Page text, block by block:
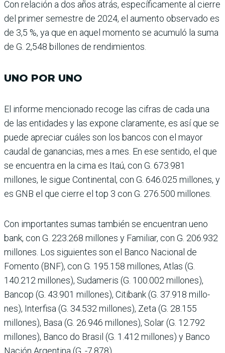
Con relación a dos años atrás, específicamente al cierre
del primer semestre de 2024, el aumento observado es
de 3,5 %, ya que en aquel momento se acumuló la suma
de G. 2,548 billones de rendimientos.
UNO POR UNO
El informe mencionado recoge las cifras de cada una
de las entidades y las expone claramente, es así que se
puede apreciar cuáles son los bancos con el mayor
caudal de ganancias, mes a mes. En ese sentido, el que
se encuentra en la cima es Itaú, con G. 673.981
millones, le sigue Continen­tal, con G. 646.025 millones, y
es GNB el que cierre el top 3 con G. 276.500 millones.
Con importantes sumas también se encuentran ueno
bank, con G. 223.268 millones y Familiar, con G. 206.932
millones. Los siguientes son el Banco Nacional de
Fomento (BNF), con G. 195.158 millones, Atlas (G.
140.212 millones), Suda­meris (G. 100.002 millones),
Bancop (G. 43.901 millones), Citibank (G. 37.918 millo­
nes), Interfisa (G. 34.532 millones), Zeta (G. 28.155
millones), Basa (G. 26.946 millones), Solar (G. 12.792
millones), Banco do Brasil (G. 1.412 millones) y Banco
Nación Argentina (G. -7.878).